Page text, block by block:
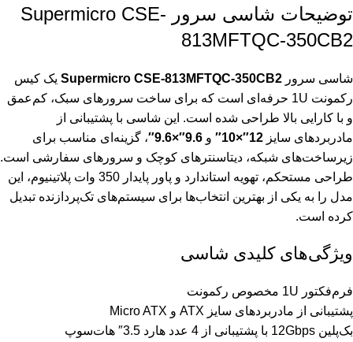
توضیحات شاسی سرور Supermicro CSE-
813MFTQC-350CB2
شاسی سرور Supermicro CSE-813MFTQC-350CB2 یک کیس
رکمونت 1U حرفه‌ای است که برای ساخت سرورهای سبک، کم‌عمق
و با کارایی بالا طراحی شده است. این شاسی با پشتیبانی از
مادربردهای سایز 12″×10″ و 9.6″×9.6″
، گزینه‌ای مناسب برای
زیرساخت‌های شبکه، دیتاسنترهای کوچک و سرورهای سفارشی است.
طراحی مستحکم، تهویه استاندارد و پاور پایدار 350 وات پلاتینیوم، این
مدل را به یکی از بهترین انتخاب‌ها برای سیستم‌های تک‌پردازنده تبدیل
کرده است.
ویژگی‌های کلیدی شاسی
فرم‌فکتور 1U مخصوص رکمونت
پشتیبانی از مادربردهای سایز ATX و Micro ATX
بک‌پلین 12Gbps با پشتیبانی از 4 عدد هارد 3.5″ هات‌سوپ